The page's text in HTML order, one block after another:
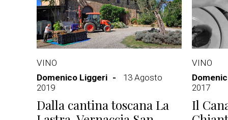
VINO
Domenico Liggeri
13 Agosto
2019
Dalla cantina toscana La
VINO
2017
Il